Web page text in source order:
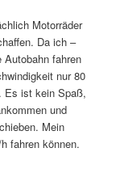
Motorräder
Da ich –
Autobahn fahren
nur 80
Es ist kein Spaß,
und
Mein
fahren können.